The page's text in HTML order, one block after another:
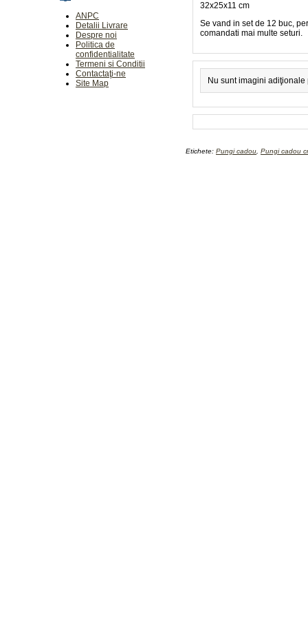
ANPC
Detalii Livrare
Despre noi
Politica de
confidentialitate
Termeni si Conditii
Contactaţi-ne
Site Map
32x25x11 cm
Se vand in set de 12 buc,
comandati mai multe seturi.
Nu sunt imagini
Etichete: Pungi cadou Pungi cadou